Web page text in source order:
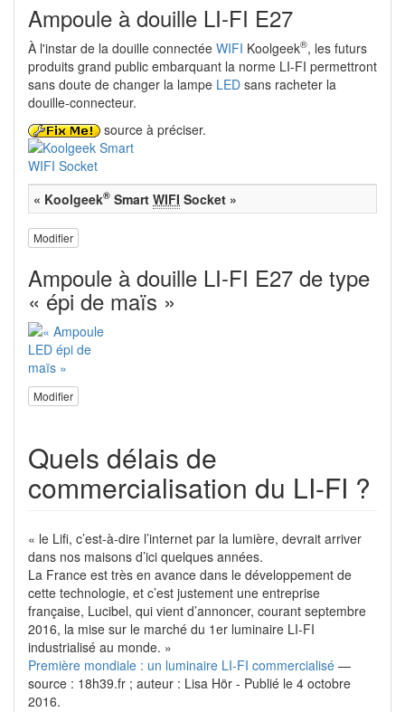
Ampoule à douille LI-FI E27
À l'instar de la douille connectée WIFI Koolgeek®, les futurs
produits grand public embarquant la norme LI-FI permettront
sans doute de changer la lampe LED sans racheter la
douille-connecteur.
source à préciser.
« Koolgeek® Smart WIFI Socket »
Modifier
Ampoule à douille LI-FI E27 de type
« épi de maïs »
Modifier
Quels délais de
commercialisation du LI-FI ?
« le Lifi, c’est-à-dire l’internet par la lumière, devrait arriver
dans nos maisons d’ici quelques années.
La France est très en avance dans le développement de
cette technologie, et c’est justement une entreprise
française, Lucibel, qui vient d’annoncer, courant septembre
2016, la mise sur le marché du 1er luminaire LI-FI
industrialisé au monde. »
Première mondiale : un luminaire LI-FI commercialisé —
source : 18h39.fr ; auteur : Lisa Hör - Publié le 4 octobre
2016.